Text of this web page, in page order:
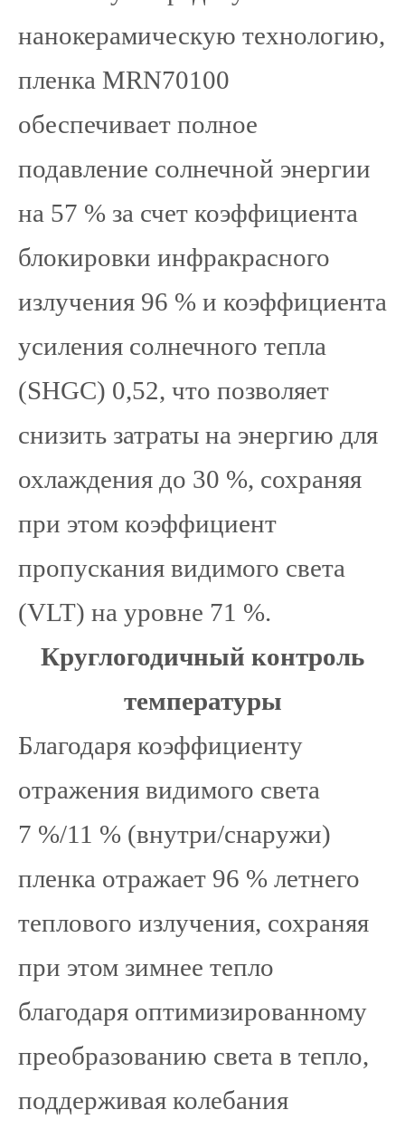
нанокерамическую технологию,
пленка MRN70100
обеспечивает полное
подавление солнечной энергии
на 57 % за счет коэффициента
блокировки инфракрасного
излучения 96 % и коэффициента
усиления солнечного тепла
(SHGC) 0,52, что позволяет
снизить затраты на энергию для
охлаждения до 30 %, сохраняя
при этом коэффициент
пропускания видимого света
(VLT) на уровне 71 %.
Круглогодичный контроль
температуры
Благодаря коэффициенту
отражения видимого света
7 %/11 % (внутри/снаружи)
пленка отражает 96 % летнего
теплового излучения, сохраняя
при этом зимнее тепло
благодаря оптимизированному
преобразованию света в тепло,
поддерживая колебания